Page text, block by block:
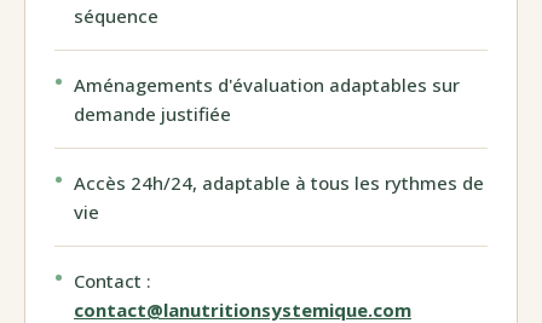
séquence
Aménagements d'évaluation adaptables sur
demande justifiée
Accès 24h/24, adaptable à tous les rythmes de
vie
Contact :
contact@lanutritionsystemique.com